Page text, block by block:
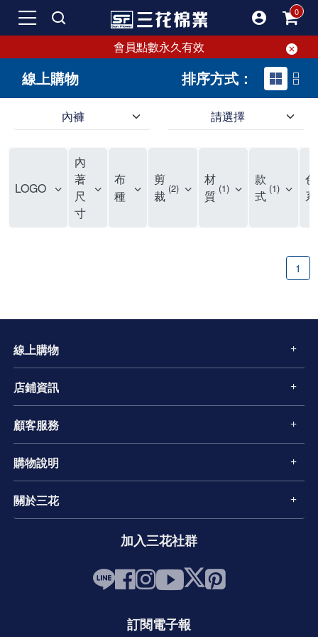
會員點數永久有效
線上購物 排序方式：
內褲 請選擇
LOGO
內
著
尺
寸
布
種
剪
裁 2
材
質 1
款
式 1
色
系
1
線上購物
店鋪資訊
顧客服務
購物說明
關於三花
加入三花社群
訂閱電子報